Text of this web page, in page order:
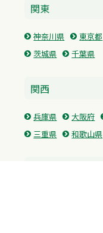
関東
神奈川県 東京都
茨城県
千葉県
関西
兵庫県 大阪府
三重県
和歌山県